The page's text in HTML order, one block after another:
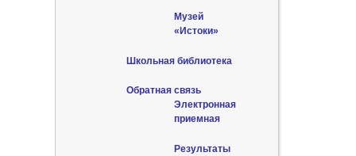
Музей
«Истоки»
Школьная библиотека
Обратная связь
Электронная
приемная
Результаты